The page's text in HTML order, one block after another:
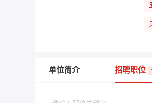
单位简介 招聘职位